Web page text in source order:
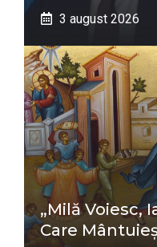
3 august 2026
„Milă Voiesc,
Care